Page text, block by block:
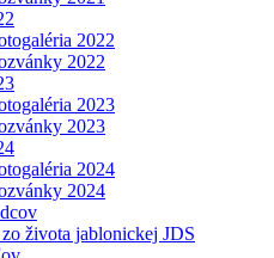
2022
2022
2023
2023
2024
2024
života jablonickej JDS